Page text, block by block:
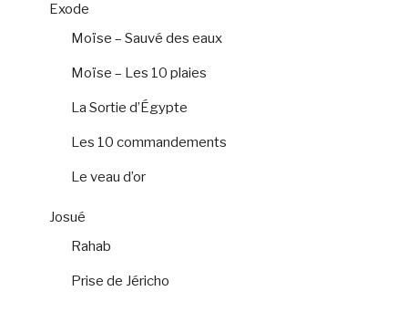
Exode
Moïse – Sauvé des eaux
Moïse – Les 10 plaies
La Sortie d’Égypte
Les 10 commandements
Le veau d’or
Josué
Rahab
Prise de Jéricho